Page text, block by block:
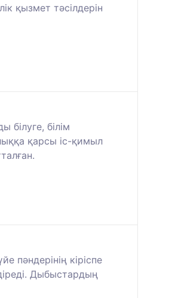
қызмет тәсілдерін
білім
қарсы іс-қимыл
пәндерінің кіріспе
Дыбыстардың